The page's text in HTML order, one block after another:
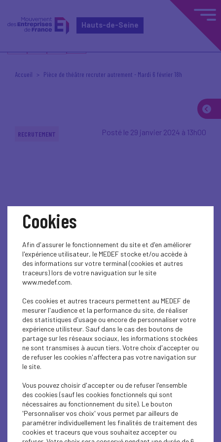
Hauts-de-Seine
Accueil Pièce de théâtre recruter autrement - Mardi 6 février 18h
RECRUTEMENT Posté le 29 janvier 2024 à 13h00
Pièce de théâtre
recruter autrement -
Mardi 6 février 18h
Le Pacte civique et la communauté “Les entreprises
s’engagent” présentent une comédie interactive écrite et
jouée par la compagnie Reflet Théâtre : « un employé
nommé désir ».
Cette pièce aborde sur un ton humoristique les divers
Cookies
Afin d'assurer le fonctionnement du site et d'en améliorer
l'expérience utilisateur, le MEDEF stocke et/ou accède à
des informations sur votre terminal (cookies et autres
traceurs) lors de votre naviguation sur le site
www.medef.com.
Ces cookies et autres traceurs permettent au MEDEF de
mesurer l'audience et la performance du site, de réaliser
des statistiques d'usage ou encore de personnaliser votre
expérience utilisteur. Sauf dans le cas des boutons de
partage sur les réseaux sociaux, les informations stockées
ne sont transmises à aucun tiers. Votre choix d'accepter ou
de refuser les cookies n'affectera pas votre navigation sur
le site.
Vous pouvez choisir d'accepter ou de refuser l'ensemble
des cookies (sauf les cookies fonctionnels qui sont
nécessaires au fonctionnement du site). Le bouton
'Personnaliser vos choix' vous permet par ailleurs de
paramétrer individuellement les finalités de traitement des
cookies et traceurs que vous souhaitez accepter ou